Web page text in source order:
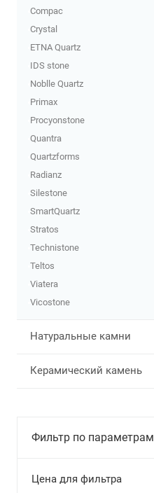
Compac
Crystal
ETNA Quartz
IDS stone
Noblle Quartz
Primax
Procyonstone
Quantra
Quartzforms
Radianz
Silestone
SmartQuartz
Stratos
Technistone
Teltos
Viatera
Vicostone
Натуральные камни
Керамический камень
Фильтр по параметрам
Цена для фильтра